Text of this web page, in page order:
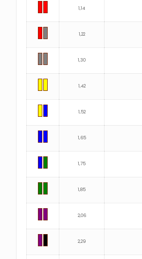
1,14
1,22
1,30
1,42
1,52
1,65
1,75
1,85
2,06
2,29